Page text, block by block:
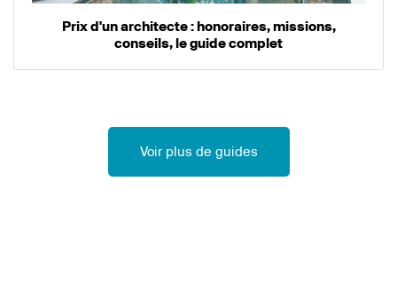
Prix d'un architecte : honoraires, missions,
conseils, le guide complet
Voir plus de guides